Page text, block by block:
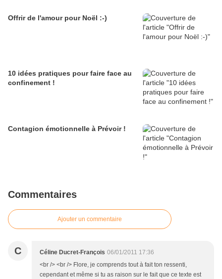
Offrir de l'amour pour Noël :-)
10 idées pratiques pour faire face au
confinement !
Contagion émotionnelle à Prévoir !
Commentaires
Ajouter un commentaire
C Céline Ducret-François 06/01/2011 17:36
<br /> <br /> Flore, je comprends tout à fait ton ressenti,
cependant et même si tu as raison sur le fait que ce texte est